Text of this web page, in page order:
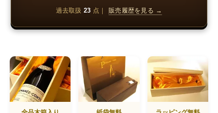
過去取扱 23 点｜ 販売履歴を見る →